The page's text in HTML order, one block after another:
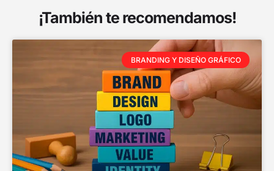
¡También te recomendamos!
BRANDING Y DISEÑO GRÁFICO